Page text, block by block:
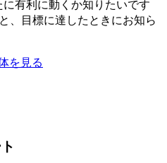
有利に動くか知りたいです
、目標に達したときにお知ら
を見る